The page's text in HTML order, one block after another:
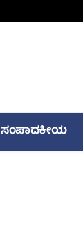
ಸಂಪಾದಕೀಯ